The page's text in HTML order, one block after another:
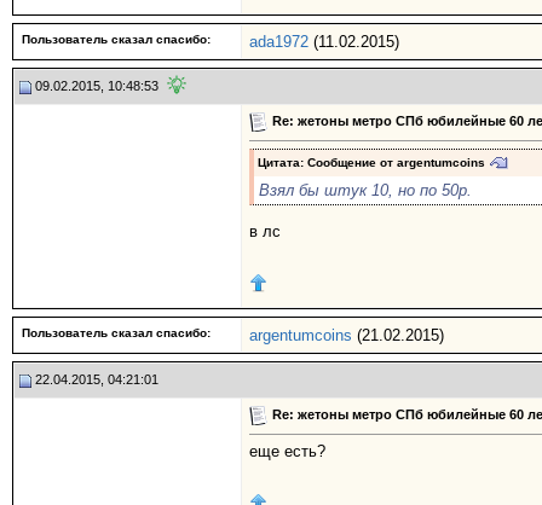
Пользователь сказал cпасибо: ada1972 (11.02.2015)
09.02.2015, 10:48:53
Re: жетоны метро СПб юбилейные 60
Цитата: Сообщение от argentumcoins
Взял бы штук 10, но по 50р.
в лс
Пользователь сказал cпасибо: argentumcoins (21.02.2015)
22.04.2015, 04:21:01
Re: жетоны метро СПб юбилейные 60
еще есть?